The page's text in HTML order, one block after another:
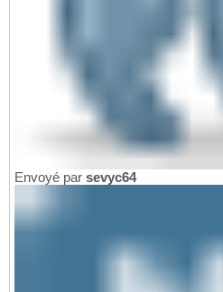
Envoyé par sevyc64